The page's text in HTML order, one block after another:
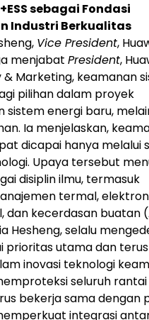
sebagai Fondasi
Industri Berkualitas
Vice President,
menjabat President,
Marketing, keamanan
pilihan dalam proyek
sistem energi baru,
Ia menjelaskan,
dicapai hanya melalui
Upaya tersebut
disiplin ilmu, termasuk
termal,
dan kecerdasan buatan
Hesheng, selalu
prioritas utama dan terus
inovasi teknologi
seluruh
bekerja sama dengan
integrasi